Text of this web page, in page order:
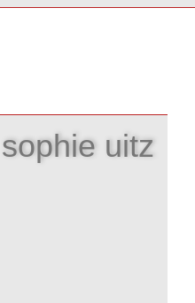
sophie uitz